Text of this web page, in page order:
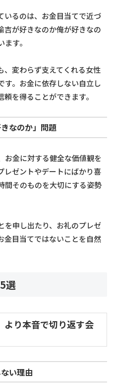
いるのは、お金目当てで近づ
吉が好きなのか俺が好きなの
す。
、変わらず支えてくれる女性
す。お金に依存しない自立し
を得ることができます。
なのか」問題
お金に対する健全な価値観を
レゼントやデートにばかり喜
間そのものを大切にする姿勢
を申し出たり、お礼のプレゼ
金目当てではないことを自然
選
より本音で切り返す会
い理由